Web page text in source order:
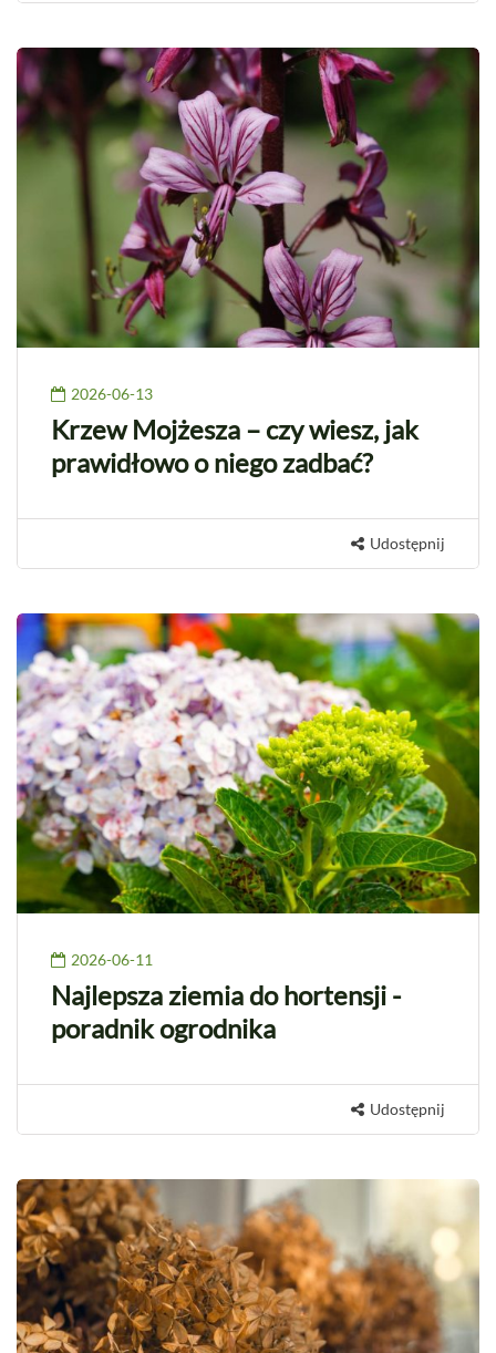
2026-06-13
Krzew Mojżesza – czy wiesz, jak
prawidłowo o niego zadbać?
Udostępnij
2026-06-11
Najlepsza ziemia do hortensji -
poradnik ogrodnika
Udostępnij